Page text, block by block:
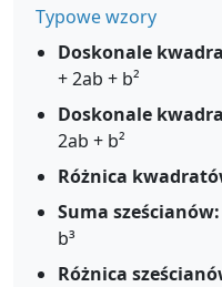
Typowe wzory
Doskonale
+ 2ab + b²
Doskonale
2ab + b²
Różnica
Suma sześcianów:
b³
Różnica